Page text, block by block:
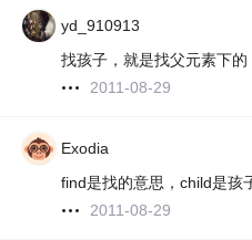
yd_910913
找孩子，就是找父元素下的
2011-08-29
Exodia
find是找的意思，child是孩
2011-08-29